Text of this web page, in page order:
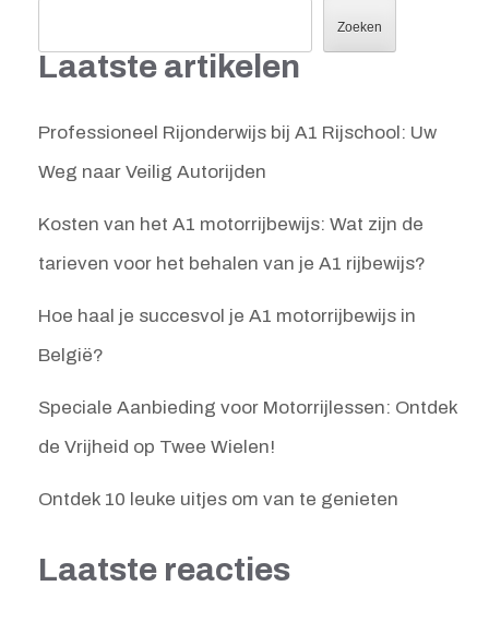
Zoeken
Laatste artikelen
Professioneel Rijonderwijs bij A1 Rijschool: Uw
Weg naar Veilig Autorijden
Kosten van het A1 motorrijbewijs: Wat zijn de
tarieven voor het behalen van je A1 rijbewijs?
Hoe haal je succesvol je A1 motorrijbewijs in
België?
Speciale Aanbieding voor Motorrijlessen: Ontdek
de Vrijheid op Twee Wielen!
Ontdek 10 leuke uitjes om van te genieten
Laatste reacties